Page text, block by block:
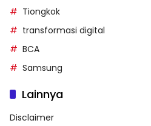
Tiongkok
transformasi digital
BCA
Samsung
Lainnya
Disclaimer